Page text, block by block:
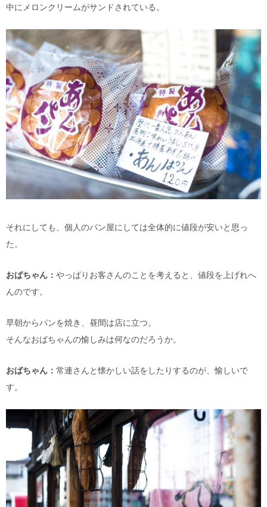
中にメロンクリームがサンドされている。
それにしても、個人のパン屋にしては全体的に値段が安いと思っ
た。
おばちゃん： やっぱりお客さんのことを考えると、値段を上げれへ
んのです。
早朝からパンを焼き、昼間は店に立つ。
そんなおばちゃんの愉しみは何なのだろうか。
おばちゃん： 常連さんと懐かしい話をしたりするのが、愉しいで
す。